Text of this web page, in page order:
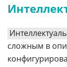
сложным в